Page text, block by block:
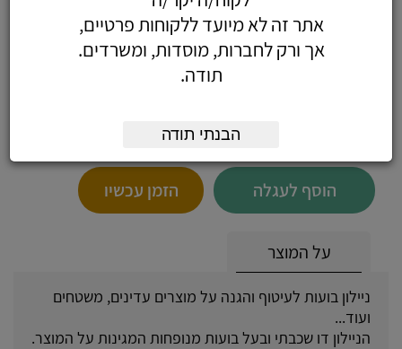
ניילון פץ פץ)בועות(1.0 מ'*75
הוסף לעגלה הזמן עכשיו
על המוצר
ניילון בועות לעיטוף והגנה על מוצרים עדינים, משטחים
ועוד...
הניילון דו שכבתי ובעל בועות מנופחות המגינות על המוצר.
אתר זה לא מיועד ללקוחות פרטיים,
אך ורק לחברות, מוסדות, ומשרדים.
תודה.
הבנתי תודה